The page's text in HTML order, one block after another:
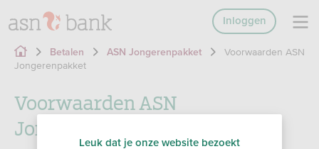
Inloggen
Betalen ASN Jongerenpakket
Voorwaarden ASN
Jongerenpakket
Voorwaarden ASN
Jongerenpakket
Leuk dat je onze website bezoekt